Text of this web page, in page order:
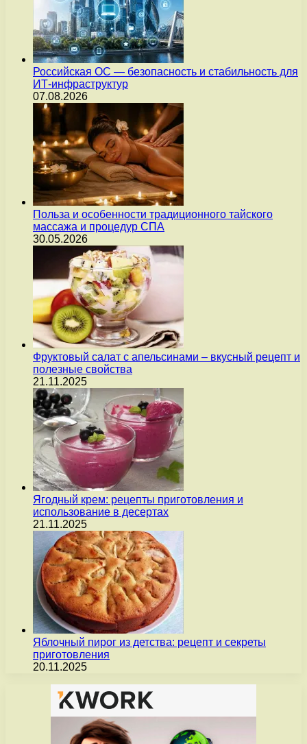
Российская ОС — безопасность и стабильность для
ИТ-инфраструктур
07.08.2026
Польза и особенности традиционного тайского
массажа и процедур СПА
30.05.2026
Фруктовый салат с апельсинами – вкусный рецепт и
полезные свойства
21.11.2025
Ягодный крем: рецепты приготовления и
использование в десертах
21.11.2025
Яблочный пирог из детства: рецепт и секреты
приготовления
20.11.2025